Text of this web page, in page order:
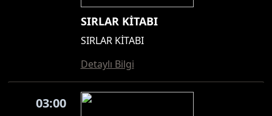
SIRLAR KİTABI
SIRLAR KİTABI
Detaylı Bilgi
03:00